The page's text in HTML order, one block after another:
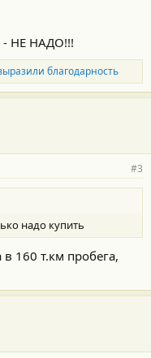
НЕ НАДО!!!
благодарность
#3
надо купить
160 т.км пробега,